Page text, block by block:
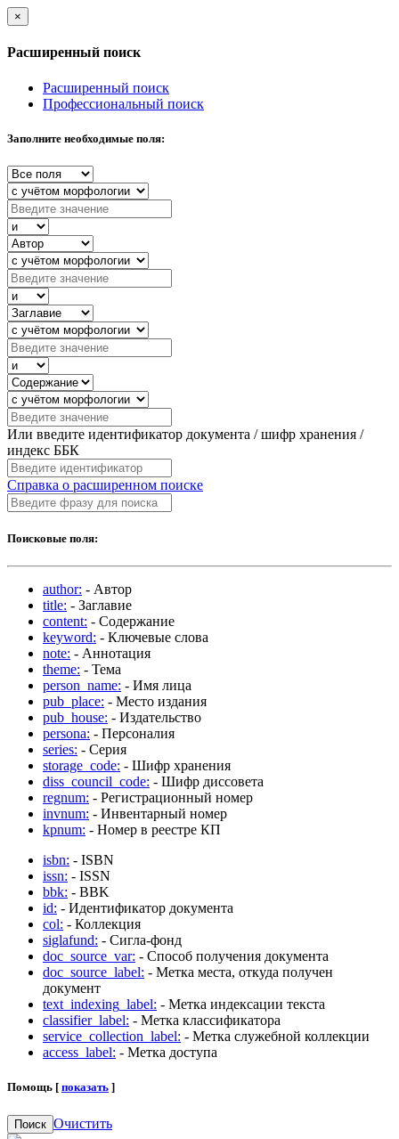
×
Расширенный поиск
Расширенный поиск
Профессиональный поиск
Заполните необходимые поля:
Или введите идентификатор документа / шифр хранения /
индекс ББК
Справка о расширенном поиске
Поисковые поля:
author: - Автор
title: - Заглавие
content: - Содержание
keyword: - Ключевые слова
note: - Аннотация
theme: - Тема
person_name: - Имя лица
pub_place: - Место издания
pub_house: - Издательство
persona: - Персоналия
series: - Серия
storage_code: - Шифр хранения
diss_council_code: - Шифр диссовета
regnum: - Регистрационный номер
invnum: - Инвентарный номер
kpnum: - Номер в реестре КП
isbn: - ISBN
issn: - ISSN
bbk: - BBK
id: - Идентификатор документа
col: - Коллекция
siglafund: - Сигла-фонд
doc_source_var: - Способ получения документа
doc_source_label: - Метка места, откуда получен
документ
text_indexing_label: - Метка индексации текста
classifier_label: - Метка классификатора
service_collection_label: - Метка служебной коллекции
access_label: - Метка доступа
Помощь [ показать ]
Поиск Очистить